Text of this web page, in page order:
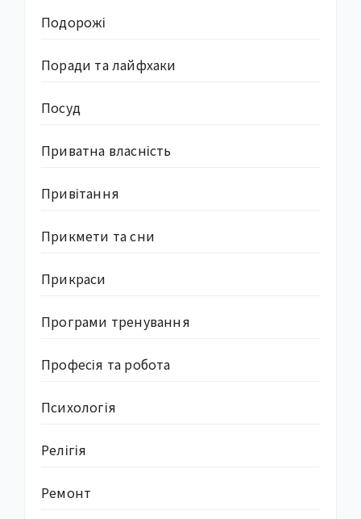
Подорожі
Поради та лайфхаки
Посуд
Приватна власність
Привітання
Прикмети та сни
Прикраси
Програми тренування
Професія та робота
Психологія
Релігія
Ремонт